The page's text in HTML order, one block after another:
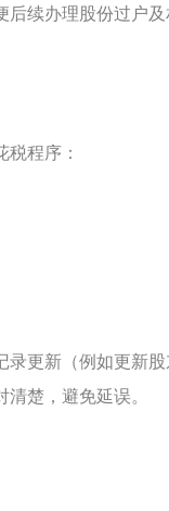
续办理股份过户及
程序：
更新（例如更新
楚，避免延误。